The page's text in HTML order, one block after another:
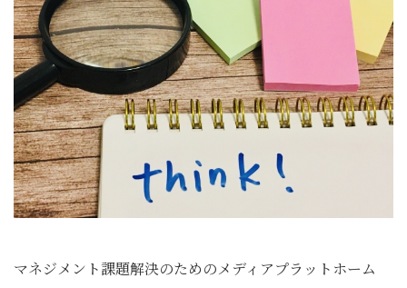
マネジメント課題解決のためのメディアプラットホーム